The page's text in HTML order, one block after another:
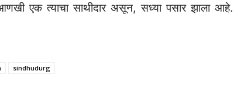
एक त्याचा साथीदार असून, सध्या पसार झाला आहे.
sindhudurg